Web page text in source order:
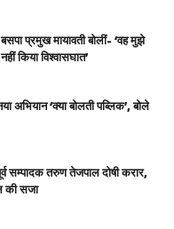
प्रमुख मायावती बोलीं- ‘वह मुझे
किया विश्वासघात’
अभियान ‘क्या बोलती पब्लिक’, बोले
सम्पादक तरुण तेजपाल दोषी करार,
की सजा